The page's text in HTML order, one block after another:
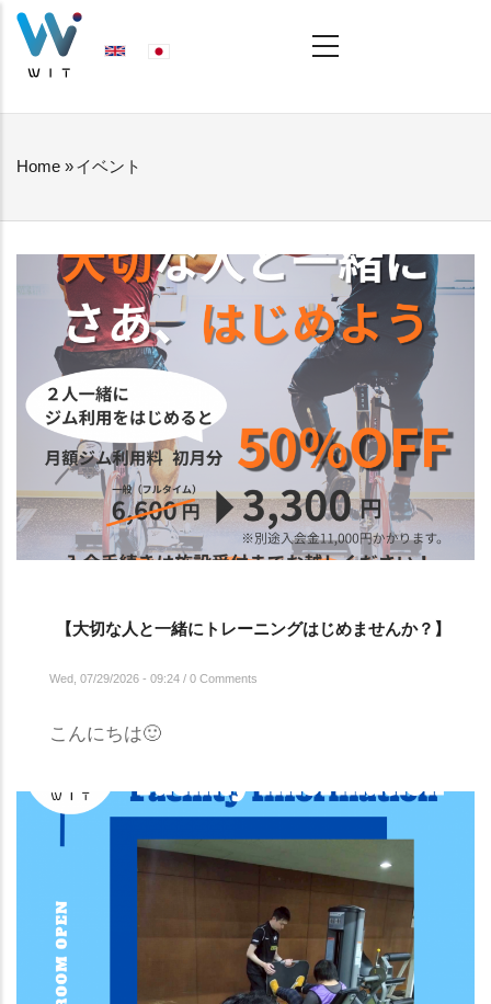
Skip
NAVIGATION
BREADCRUMB
Home »イベント
【大切な人と一緒にトレーニングはじめませんか？】
Wed, 07/29/2026 - 09:24 / 0 Comments
こんにちは🙂